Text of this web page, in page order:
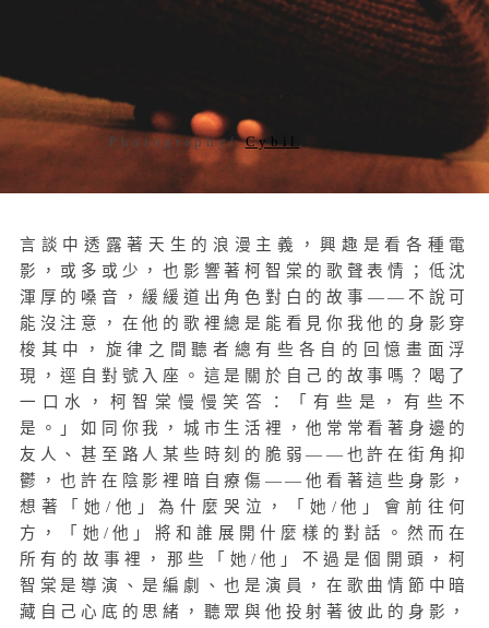
Photography/Cybil .
言談中透露著天生的浪漫主義，興趣是看各種電
影，或多或少，也影響著柯智棠的歌聲表情；低沈
渾厚的嗓音，緩緩道出角色對白的故事——不說可
能沒注意，在他的歌裡總是能看見你我他的身影穿
梭其中，旋律之間聽者總有些各自的回憶畫面浮
現，逕自對號入座。這是關於自己的故事嗎？喝了
一口水，柯智棠慢慢笑答：「有些是，有些不
是。」如同你我，城市生活裡，他常常看著身邊的
友人、甚至路人某些時刻的脆弱——也許在街角抑
鬱，也許在陰影裡暗自療傷——他看著這些身影，
想著「她/他」為什麼哭泣，「她/他」會前往何
方，「她/他」將和誰展開什麼樣的對話。然而在
所有的故事裡，那些「她/他」不過是個開頭，柯
智棠是導演、是編劇、也是演員，在歌曲情節中暗
藏自己心底的思緒，聽眾與他投射著彼此的身影，